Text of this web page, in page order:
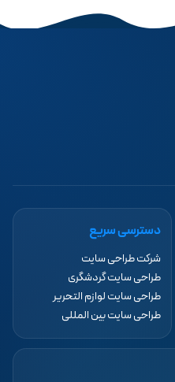
دسترسی سریع
شرکت طراحی سایت
طراحی سایت گردشگری
طراحی سایت لوازم التحریر
طراحی سایت بین المللی